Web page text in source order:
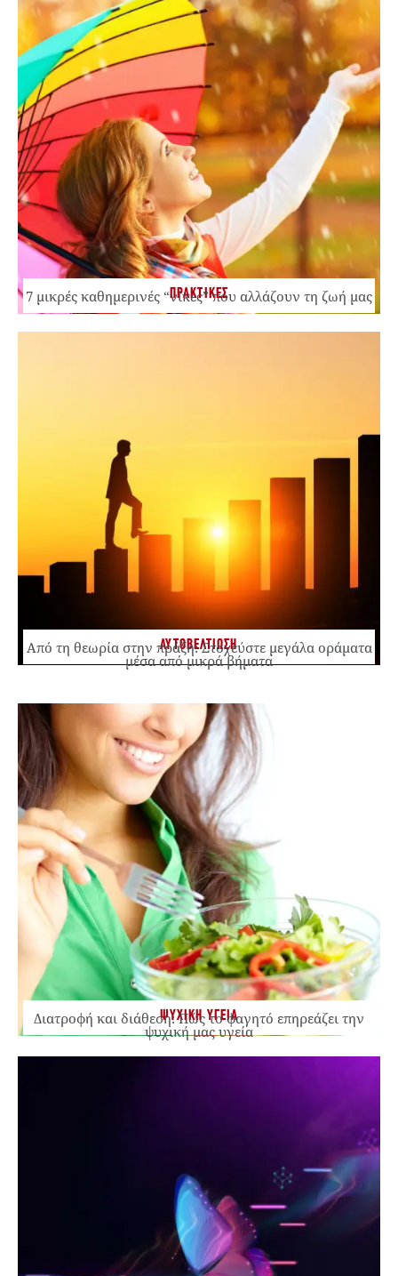
ΠΡΑΚΤΙΚΕΣ
7 μικρές καθημερινές “νίκες” που αλλάζουν τη ζωή μας
ΑΥΤΟΒΕΛΤΙΩΣΗ
Από τη θεωρία στην πράξη: Στοχεύστε μεγάλα οράματα
μέσα από μικρά βήματα
ΨΥΧΙΚΗ ΥΓΕΙΑ
Διατροφή και διάθεση: Πώς το φαγητό επηρεάζει την
ψυχική μας υγεία